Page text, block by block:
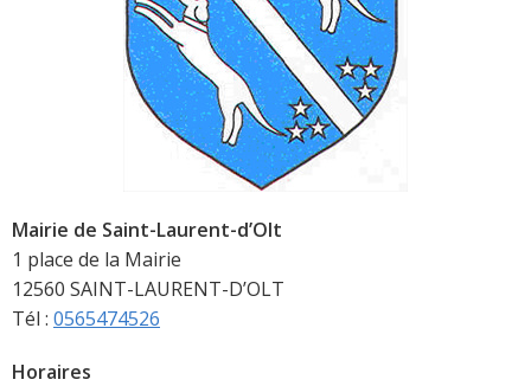
Mairie de Saint-Laurent-d’Olt
1 place de la Mairie
12560 SAINT-LAURENT-D’OLT
Tél : 0565474526
Horaires